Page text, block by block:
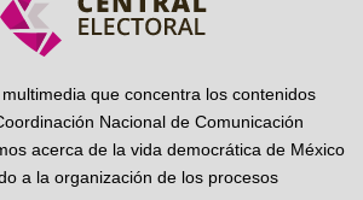
que concentra los contenidos
Nacional de Comunicación
acerca de la vida democrática de México
a la organización de los procesos